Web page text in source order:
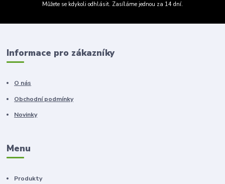
Můžete se kdykoli odhlásit. Zasíláme jednou za 14 dní.
Informace pro zákazníky
O nás
Obchodní podmínky
Novinky
Menu
Produkty